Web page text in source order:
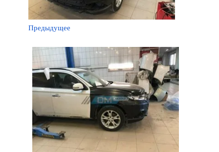
Предыдущее